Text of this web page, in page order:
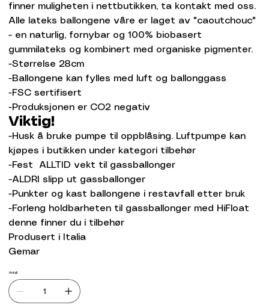
finner muligheten i nettbutikken, ta kontakt med oss.
Alle lateks ballongene våre er laget av "caoutchouc"
- en naturlig, fornybar og 100% biobasert
gummilateks og kombinert med organiske pigmenter.
-Størrelse 28cm
-Ballongene kan fylles med luft og ballonggass
-FSC sertifisert
-Produksjonen er CO2 negativ
Viktig!
-Husk å bruke pumpe til oppblåsing. Luftpumpe kan
kjøpes i butikken under kategori tilbehør
-Fest ALLTID vekt til gassballonger
-ALDRI slipp ut gassballonger
-Punkter og kast ballongene i restavfall etter bruk
-Forleng holdbarheten til gassballonger med HiFloat
denne finner du i tilbehør
Produsert i Italia
Gemar
Antall